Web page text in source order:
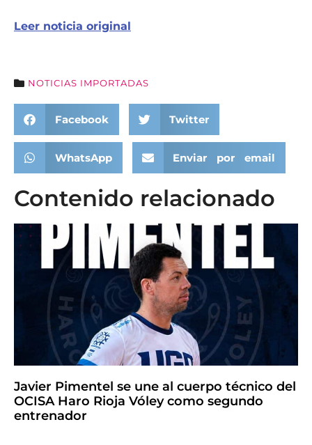
Leer noticia original
NOTICIAS IMPORTADAS
Facebook Twitter
WhatsApp Enviar por email
Contenido relacionado
Javier Pimentel se une al cuerpo técnico del
OCISA Haro Rioja Vóley como segundo
entrenador